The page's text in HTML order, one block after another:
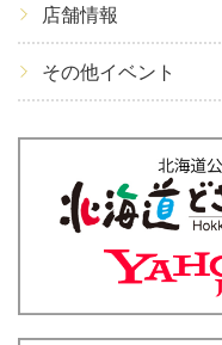
店舗情報
その他イベント